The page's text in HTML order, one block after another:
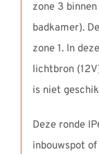
zone 3
badkamer).
zone 1. In
lichtbron
is niet
Deze ronde
inbouwspot